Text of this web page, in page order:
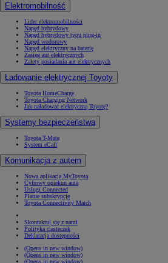
Elektromobilność
Lider elektromobilności
Napęd hybrydowy
Napęd hybrydowy typu plug-in
Napęd wodorowy
Napęd elektryczny na baterię
Zasięg aut elektrycznych
Zalety posiadania aut elektrycznych
Ładowanie elektrycznej Toyoty
Toyota HomeCharge
Toyota Charging Network
Jak naładować elektryczną Toyotę?
Systemy bezpieczeństwa
Toyota T-Mate
System eCall
Komunikacja z autem
Nowa aplikacja MyToyota
Cyfrowy opiekun auta
Usługi Connected
Płatne subskrypcje
Toyota Connectivity Match
Skontaktuj się z nami
Polityka ciasteczek
Deklaracja dostępności
(Opens in new window)
(Opens in new window)
(Opens in new window)